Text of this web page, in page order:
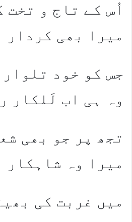
اُس کے تاج و تخت
میرا بھی کردار
جس کو خود
وہ ہی اب لَلکار
تجھ پر جو بھی
میرا وہ شاہکار
میں غربت کی